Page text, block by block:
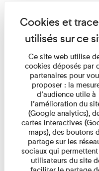
Ce site web utilise
cookies déposés par
partenaires pour
proposer : la
d’audience utile à
l’amélioration du
(Google analytics),
cartes interactives
maps), des boutons
partage sur les
sociaux qui permettent
utilisateurs du site